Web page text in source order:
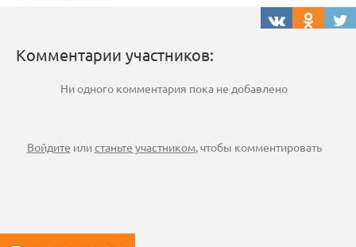
Комментарии участников:
Ни одного комментария пока не добавлено
Войдите илистаньте участником, чтобы комментировать